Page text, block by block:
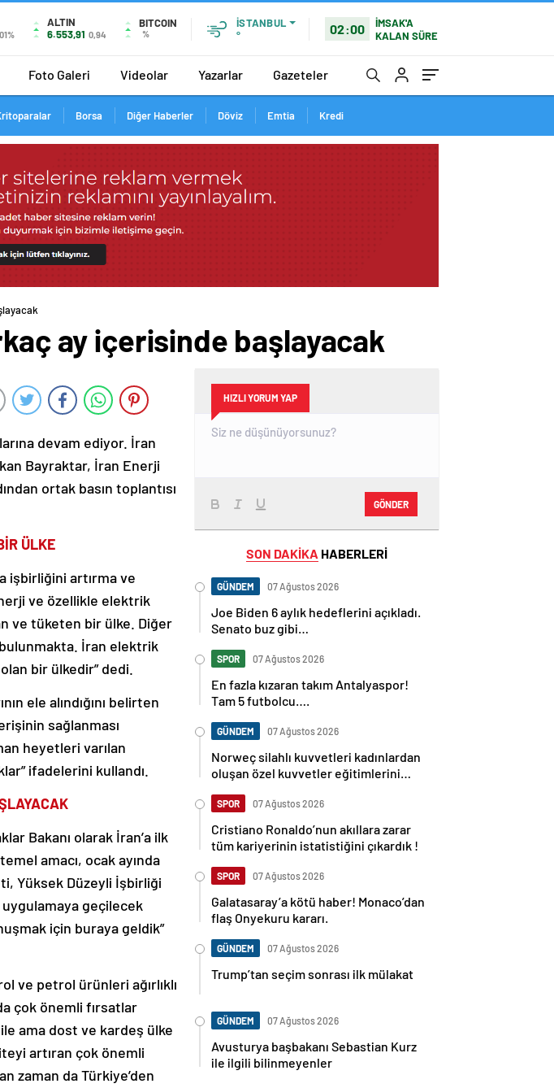
ALTIN
6.553,91 0,94
BITCOIN
%
İSTANBUL
°
02:00
İMSAK'A
KALAN SÜRE
Foto Galeri Videolar Yazarlar Gazeteler
Borsa Diğer Haberler Döviz Emtia Kredi
ay içerisinde başlayacak
devam ediyor. İran
Bayraktar, İran Enerji
ortak basın toplantısı
ÜLKE
işbirliğini artırma ve
ve özellikle elektrik
ve tüketen bir ülke. Diğer
İran elektrik
bir ülkedir” dedi.
ele alındığını belirten
sağlanması
heyetleri varılan
ifadelerini kullandı.
Bakanı olarak İran’a ilk
amacı, ocak ayında
Yüksek Düzeyli İşbirliği
uygulamaya geçilecek
için buraya geldik”
ve petrol ürünleri ağırlıklı
çok önemli fırsatlar
ama dost ve kardeş ülke
artıran çok önemli
zaman da Türkiye’den
HIZLI YORUM YAP
GÖNDER
SON DAKİKA HABERLERİ
GÜNDEM 07 Ağustos 2026
Joe Biden 6 aylık hedeflerini açıkladı.
Senato buz gibi…
SPOR 07 Ağustos 2026
En fazla kızaran takım Antalyaspor!
Tam 5 futbolcu….
GÜNDEM 07 Ağustos 2026
Norweç silahlı kuvvetleri kadınlardan
oluşan özel kuvvetler eğitimlerini
SPOR 07 Ağustos 2026
Cristiano Ronaldo’nun akıllara zarar
tüm kariyerinin istatistiğini çıkardık !
SPOR 07 Ağustos 2026
Galatasaray’a kötü haber! Monaco’dan
flaş Onyekuru kararı.
GÜNDEM 07 Ağustos 2026
Trump’tan seçim sonrası ilk mülakat
GÜNDEM 07 Ağustos 2026
Avusturya başbakanı Sebastian Kurz
ile ilgili bilinmeyenler